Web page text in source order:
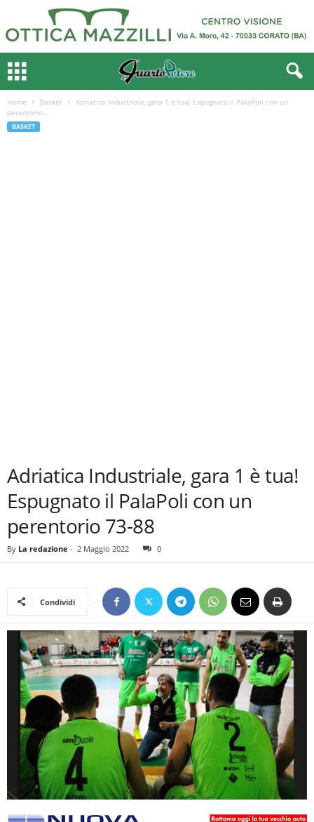
Home Basket
Adriatica Industriale, gara 1 è tua! Espugnato il PalaPoli con un
perentorio...
BASKET
Adriatica Industriale, gara 1 è tua!
Espugnato il PalaPoli con un
perentorio 73-88
By La redazione - 2 Maggio 2022 0
Condividi